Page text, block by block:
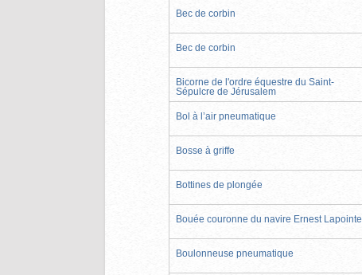
Bec de corbin
Bec de corbin
Bicorne de l'ordre équestre du Saint-
Sépulcre de Jérusalem
Bol à l’air pneumatique
Bosse à griffe
Bottines de plongée
Bouée couronne du navire Ernest Lapointe
Boulonneuse pneumatique